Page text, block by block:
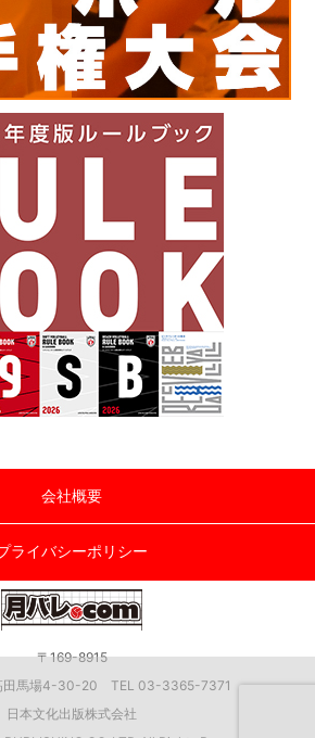
会社概要
ライバシーポリシー
〒169-8915
田馬場4-30-20 TEL 03-3365-7371
日本文化出版株式会社